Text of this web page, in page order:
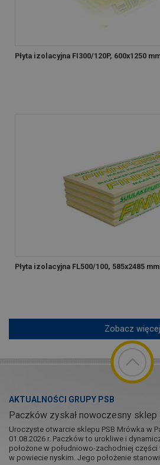
Płyta izolacyjna FI300/120P, 600x1250
Płyta izolacyjna FL500/100, 585x2485
Zobacz więcej
AKTUALNOŚCI GRUPY PSB
Paczków zyskał nowoczesny sklep
Uroczyste otwarcie sklepu PSB Mrówka w
01.08.2026 r. Paczków to urokliwe i
położone w południowo-zachodniej
w powiecie nyskim. Jego położenie stanowi